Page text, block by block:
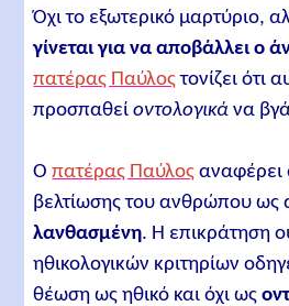
Όχι το εξωτερικό μαρτύριο,
γίνεται για να αποβάλλει ο
πατέρας Παύλοςτονίζει ότι
προσπαθείοντολογικά να
Οπατέρας Παύλος αναφέρει
βελτίωσης του ανθρώπου ως
λανθασμένη. Η επικράτηση
ηθικολογικών κριτηρίων
θέωση ως ηθικό και όχι ως